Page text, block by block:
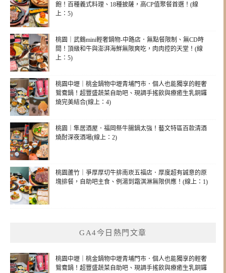
飽！百種義式料理、18種披薩，高CP值聚餐首選！(線
上：5)
桃園｜武鶴mini輕奢鍋物-中路店．無點餐限制、無CD時
間！頂級和牛與澎湃海鮮無限爽吃，肉肉控的天堂！(線
上：5)
桃園中壢｜桃金鍋物中壢青埔門市．個人也能獨享的輕奢
鴛鴦鍋！超豐盛蔬菜自助吧、現調手搖飲與療癒生乳銅鑼
燒完美結合(線上：4)
桃園｜隼居酒屋．福岡祭牛腸鍋太強！藝文特區百款清酒
燒酎深夜酒場(線上：2)
桃園蘆竹｜爭厚厚切牛排南崁五福店．厚度超有誠意的原
塊排餐，自助吧主食、例湯到霜淇淋無限供應！(線上：1)
GA4今日熱門文章
桃園中壢｜桃金鍋物中壢青埔門市．個人也能獨享的輕奢
鴛鴦鍋！超豐盛蔬菜自助吧、現調手搖飲與療癒生乳銅鑼